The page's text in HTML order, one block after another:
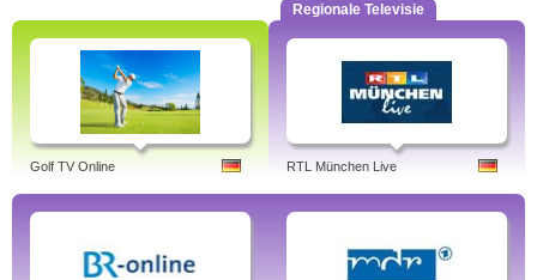
Golf TV Online
Regionale Televisie
RTL München Live